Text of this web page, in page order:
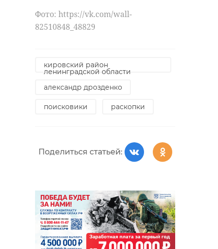
Фото: https://vk.com/wall-
82510848_48829
кировский район
ленинградской области
александр дрозденко
поисковики раскопки
Поделиться статьей: